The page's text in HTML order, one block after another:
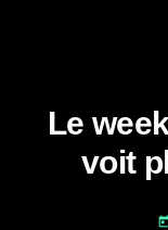
Le
voit